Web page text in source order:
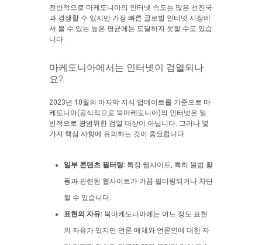
전반적으로 마케도니아의 인터넷 속도는 많은 선진국
과 경쟁할 수 있지만 가장 빠른 글로벌 인터넷 시장에
서 볼 수 있는 높은 평균에는 도달하지 못할 수도 있습
니다.
마케도니아에서는 인터넷이 검열되나
요?
2023년 10월의 마지막 지식 업데이트를 기준으로 마
케도니아(공식적으로 북마케도니아)의 인터넷은 일
반적으로 광범위한 검열 대상이 아닙니다. 그러나 몇
가지 핵심 사항에 유의하는 것이 중요합니다.
일부 콘텐츠 필터링: 특정 웹사이트, 특히 불법 활
동과 관련된 웹사이트가 가끔 필터링되거나 차단
될 수 있습니다.
표현의 자유: 북마케도니아에는 어느 정도 표현
의 자유가 있지만 언론 매체와 언론인에 대한 자